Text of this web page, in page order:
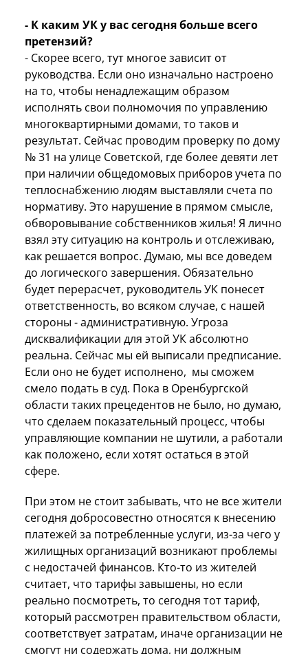
- К каким УК у вас сегодня больше всего
претензий?
- Скорее всего, тут многое зависит от
руководства. Если оно изначально настроено
на то, чтобы ненадлежащим образом
исполнять свои полномочия по управлению
многоквартирными домами, то таков и
результат. Сейчас проводим проверку по дому
№ 31 на улице Советской, где более девяти лет
при наличии общедомовых приборов учета по
теплоснабжению людям выставляли счета по
нормативу. Это нарушение в прямом смысле,
обворовывание собственников жилья! Я лично
взял эту ситуацию на контроль и отслеживаю,
как решается вопрос. Думаю, мы все доведем
до логического завершения. Обязательно
будет перерасчет, руководитель УК понесет
ответственность, во всяком случае, с нашей
стороны - административную. Угроза
дисквалификации для этой УК абсолютно
реальна. Сейчас мы ей выписали предписание.
Если оно не будет исполнено, мы сможем
смело подать в суд. Пока в Оренбургской
области таких прецедентов не было, но думаю,
что сделаем показательный процесс, чтобы
управляющие компании не шутили, а работали
как положено, если хотят остаться в этой
сфере.
При этом не стоит забывать, что не все жители
сегодня добросовестно относятся к внесению
платежей за потребленные услуги, из-за чего у
жилищных организаций возникают проблемы
с недостачей финансов. Кто-то из жителей
считает, что тарифы завышены, но если
реально посмотреть, то сегодня тот тариф,
который рассмотрен правительством области,
соответствует затратам, иначе организации не
смогут ни содержать дома, ни должным